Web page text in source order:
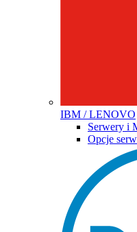
IBM / LENOVO
Serwery i
Opcje